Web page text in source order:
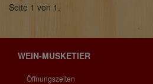
Seite 1 von 1.
WEIN-MUSKETIER
Öffnungszeiten